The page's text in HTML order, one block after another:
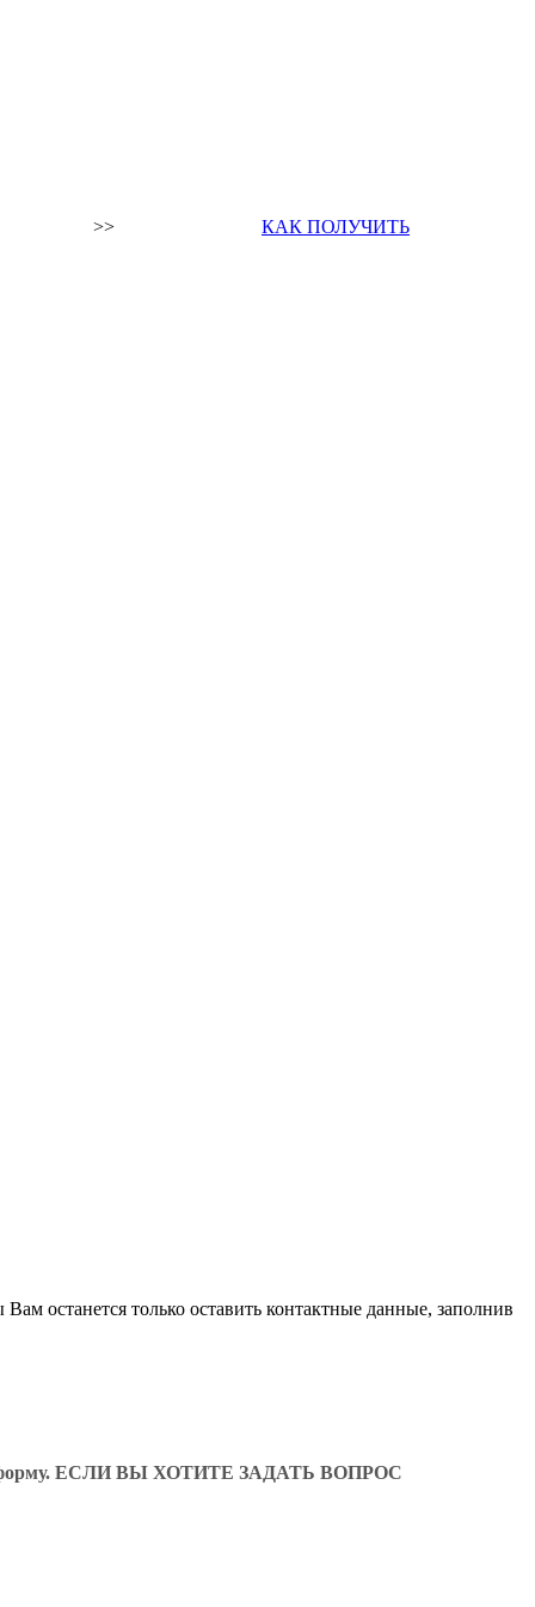
>> КАК ПОЛУЧИТЬ
останется только оставить контактные данные, заполнив
форму. ЕСЛИ ВЫ ХОТИТЕ ЗАДАТЬ ВОПРОС